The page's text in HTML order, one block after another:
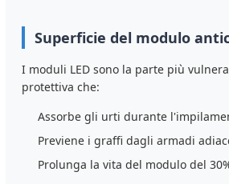
Superficie del modulo
I moduli LED sono la parte più
protettiva che:
Assorbe gli urti durante
Previene i graffi dagli armadi
Prolunga la vita del modulo del